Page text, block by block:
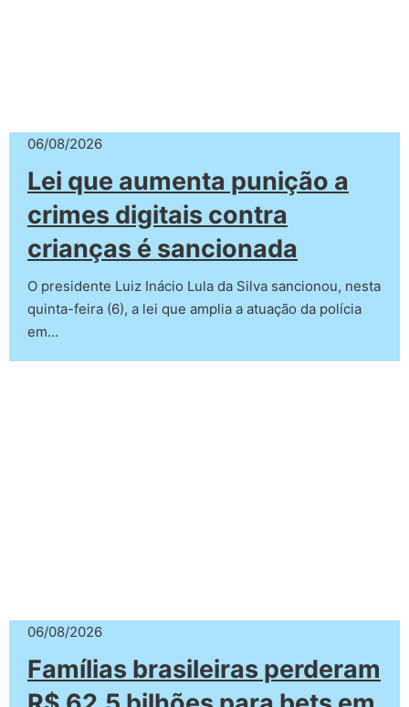
06/08/2026
Lei que aumenta punição a
crimes digitais contra
crianças é sancionada
O presidente Luiz Inácio Lula da Silva sancionou, nesta
quinta-feira (6), a lei que amplia a atuação da polícia
em…
06/08/2026
Famílias brasileiras perderam